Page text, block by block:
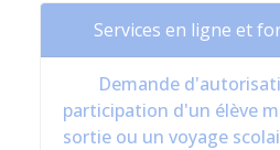
Services en ligne et
Demande
participation d'un élève
sortie ou un voyage